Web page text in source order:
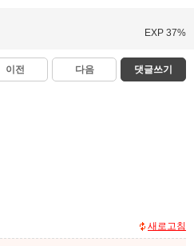
EXP 37%
이전 다음 댓글쓰기
새로고침